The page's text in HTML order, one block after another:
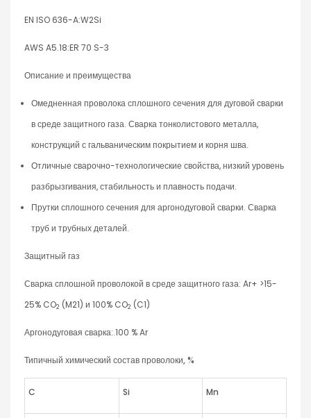
EN ISO 636-A:W2Si
AWS A5.18:ER 70 S-3
Описание и преимущества
Омедненная проволока сплошного сечения для дуговой сварки
в среде защитного газа. Сварка тонколистового металла,
конструкций с гальваническим покрытием и корня шва.
Отличные сварочно-технологические свойства, низкий уровень
разбрызгивания, стабильность и плавность подачи.
Прутки сплошного сечения для аргонодуговой сварки. Сварка
труб и трубных деталей.
Защитный газ
Сварка сплошной проволокой в среде защитного газа: Ar+ >15-
25% CO2 (M21) и 100% CO2 (C1)
Аргонодуговая сварка:.100 % Ar
Типичный химический состав проволоки, %
C Si Mn